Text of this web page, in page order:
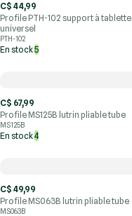
C$ 44,99
Profile PTH-102 support à tablette
universel
PTH-102
En stock5
C$ 67,99
Profile MS125B lutrin pliable tube
MS125B
En stock4
C$ 49,99
Profile MS063B lutrin pliable tube
MS063B